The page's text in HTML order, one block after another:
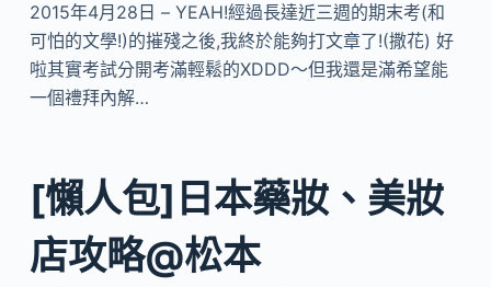
2015年4月28日 – YEAH!經過長達近三週的期末考(和
可怕的文學!)的摧殘之後,我終於能夠打文章了!(撒花) 好
啦其實考試分開考滿輕鬆的XDDD～但我還是滿希望能
一個禮拜內解…
[懶人包]日本藥妝、美妝
店攻略@松本